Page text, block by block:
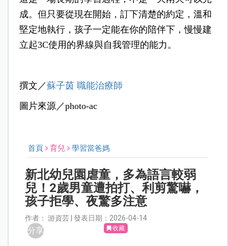
成。但只要從現在開始，訂下清楚的約定，溫和
堅定地執行，孩子一定能在你的陪伴下，慢慢建
立起3C使用的界線與自我管理的能力。
撰文／蘇子茵 職能治療師
圖片來源／photo-ac
首頁 育兒 學習當爸媽
新北幼兒園虐童，多為語言較弱
兒！2歲男童遭拍打、利剪驚嚇，
孩子拒學、夜驚多注意
作者： 游資芸 | 發表日期：2026-04-14
分享 收藏